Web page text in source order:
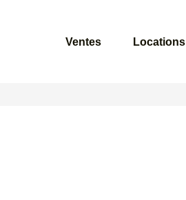
Ventes Locations